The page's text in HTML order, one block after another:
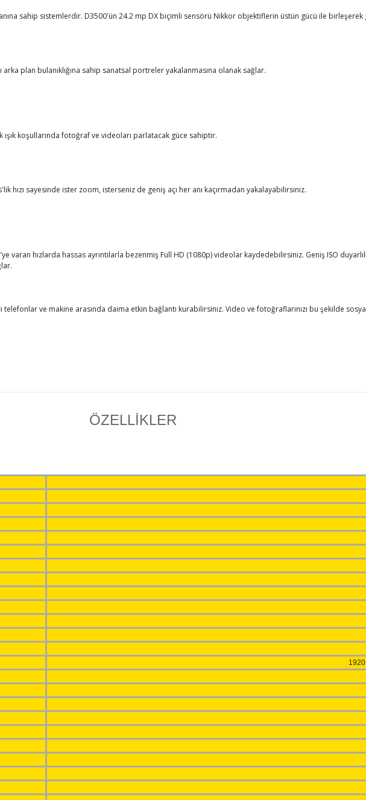
sahip sistemlerdir. D3500'ün 24.2 mp DX biçimli sensörü Nikkor objektiflerin üstün gücü ile birleşerek
plan bulanıklığına sahip sanatsal portreler yakalanmasına olanak sağlar.
ışık koşullarında fotoğraf ve videoları parlatacak güce sahiptir.
hızı sayesinde ister zoom, isterseniz de geniş açı her anı kaçırmadan yakalayabilirsiniz.
hızlarda hassas ayrıntılarla bezenmiş Full HD (1080p) videolar kaydedebilirsiniz. Geniş ISO
telefonlar ve makine arasında daima etkin bağlantı kurabilirsiniz. Video ve fotoğraflarınızı bu şekilde
ÖZELLİKLER